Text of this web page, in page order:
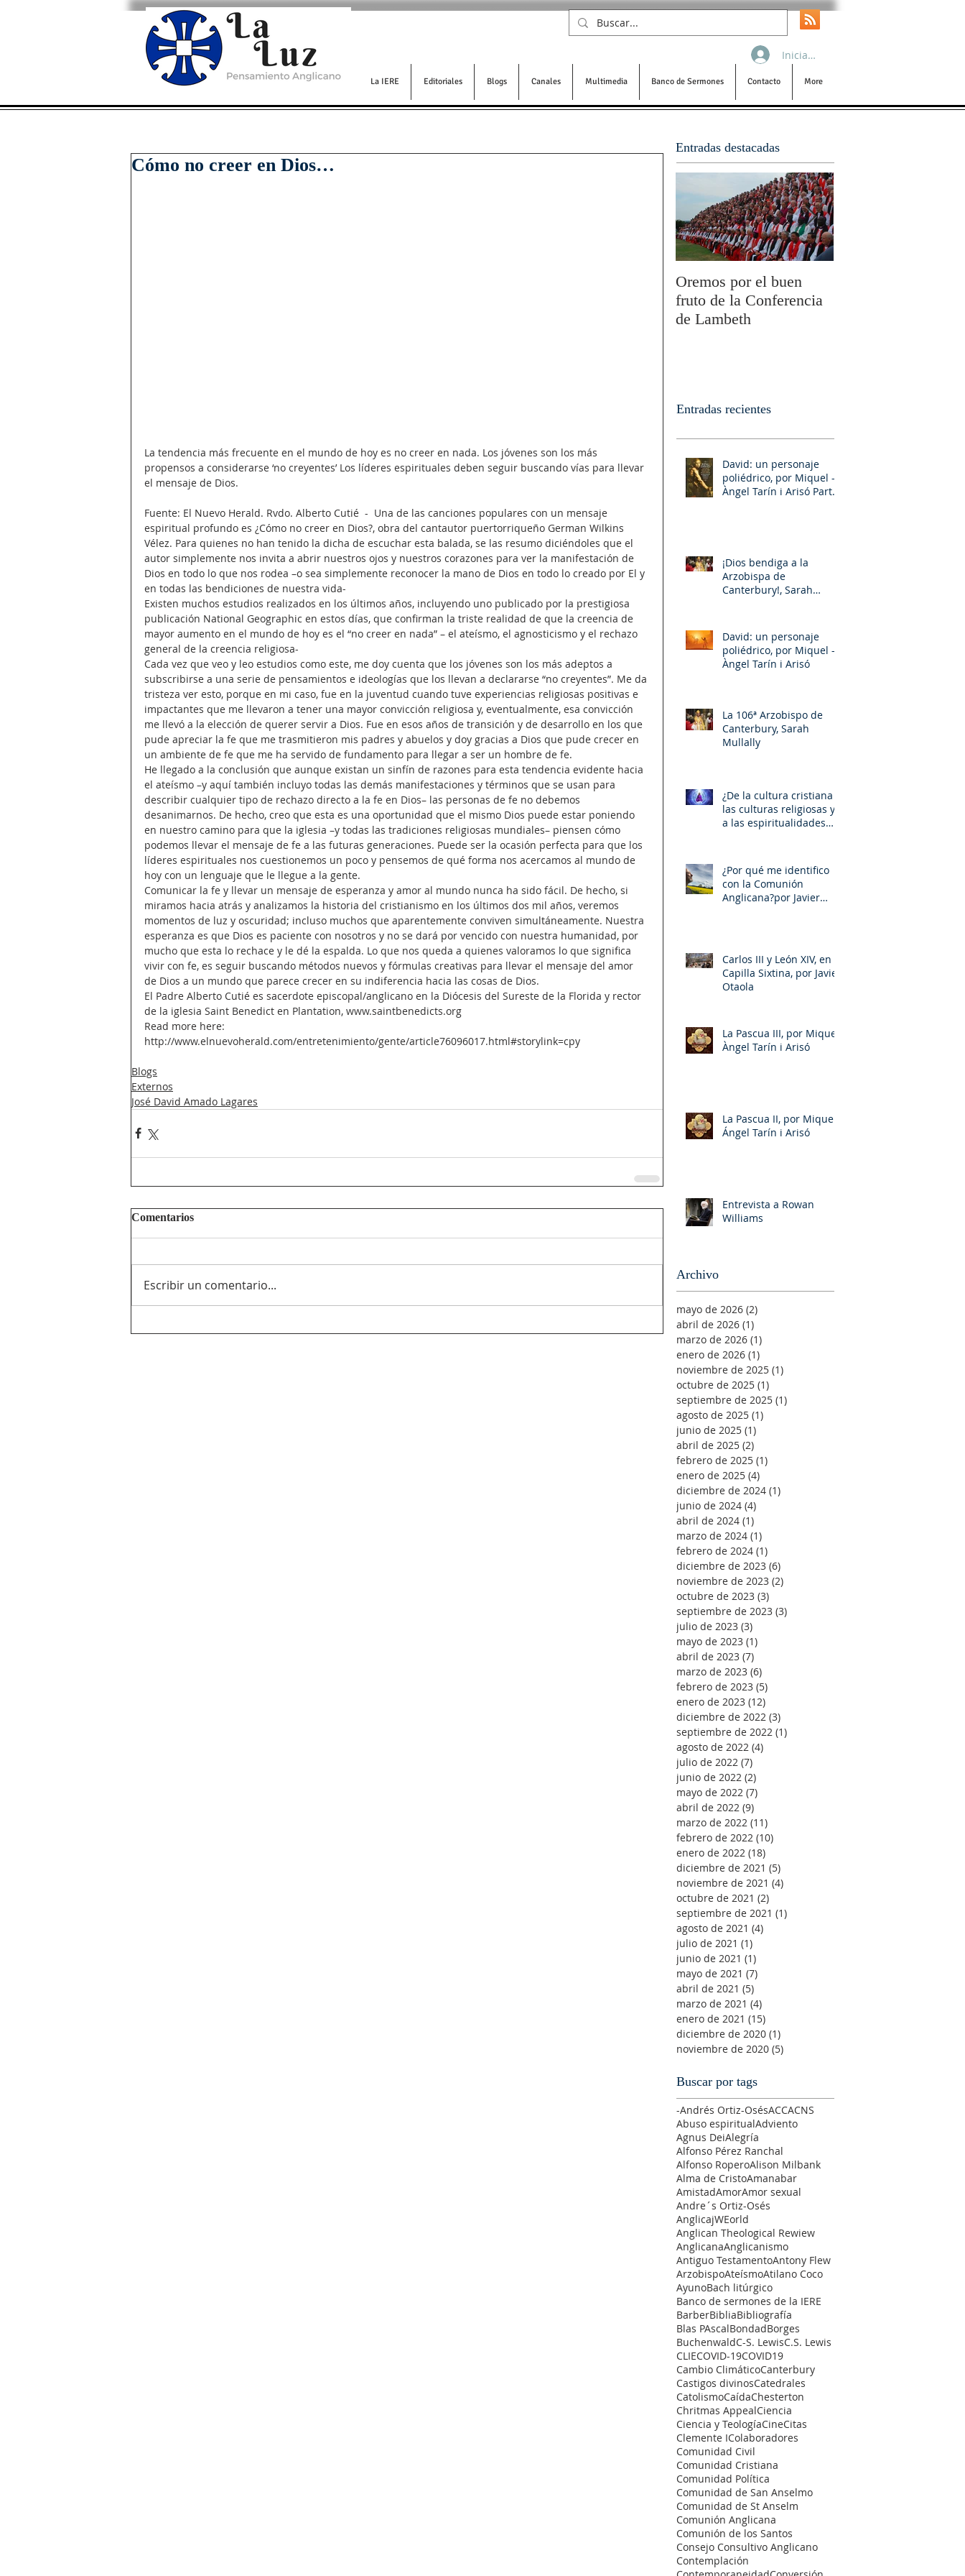
La IERE Editoriales Blogs Canales Multimedia Banco de Sermones Contacto More
Iniciar sesión
Cómo no creer en Dios…
La tendencia más frecuente en el mundo de hoy es no creer en nada. Los jóvenes son los más
propensos a considerarse ‘no creyentes’ Los líderes espirituales deben seguir buscando vías para llevar
el mensaje de Dios.
Fuente: El Nuevo Herald. Rvdo. Alberto Cutié  -  Una de las canciones populares con un mensaje
espiritual profundo es ¿Cómo no creer en Dios?, obra del cantautor puertorriqueño German Wilkins
Vélez. Para quienes no han tenido la dicha de escuchar esta balada, se las resumo diciéndoles que el
autor simplemente nos invita a abrir nuestros ojos y nuestros corazones para ver la manifestación de
Dios en todo lo que nos rodea –o sea simplemente reconocer la mano de Dios en todo lo creado por El y
en todas las bendiciones de nuestra vida-
Existen muchos estudios realizados en los últimos años, incluyendo uno publicado por la prestigiosa
publicación National Geographic en estos días, que confirman la triste realidad de que la creencia de
mayor aumento en el mundo de hoy es el “no creer en nada” – el ateísmo, el agnosticismo y el rechazo
general de la creencia religiosa-
Cada vez que veo y leo estudios como este, me doy cuenta que los jóvenes son los más adeptos a
subscribirse a una serie de pensamientos e ideologías que los llevan a declararse “no creyentes”. Me da
tristeza ver esto, porque en mi caso, fue en la juventud cuando tuve experiencias religiosas positivas e
impactantes que me llevaron a tener una mayor convicción religiosa y, eventualmente, esa convicción
me llevó a la elección de querer servir a Dios. Fue en esos años de transición y de desarrollo en los que
pude apreciar la fe que me trasmitieron mis padres y abuelos y doy gracias a Dios que pude crecer en
un ambiente de fe que me ha servido de fundamento para llegar a ser un hombre de fe.
He llegado a la conclusión que aunque existan un sinfín de razones para esta tendencia evidente hacia
el ateísmo –y aquí también incluyo todas las demás manifestaciones y términos que se usan para
describir cualquier tipo de rechazo directo a la fe en Dios– las personas de fe no debemos
desanimarnos. De hecho, creo que esta es una oportunidad que el mismo Dios puede estar poniendo
en nuestro camino para que la iglesia –y todas las tradiciones religiosas mundiales– piensen cómo
podemos llevar el mensaje de fe a las futuras generaciones. Puede ser la ocasión perfecta para que los
líderes espirituales nos cuestionemos un poco y pensemos de qué forma nos acercamos al mundo de
hoy con un lenguaje que le llegue a la gente.
Comunicar la fe y llevar un mensaje de esperanza y amor al mundo nunca ha sido fácil. De hecho, si
miramos hacia atrás y analizamos la historia del cristianismo en los últimos dos mil años, veremos
momentos de luz y oscuridad; incluso muchos que aparentemente conviven simultáneamente. Nuestra
esperanza es que Dios es paciente con nosotros y no se dará por vencido con nuestra humanidad, por
mucho que esta lo rechace y le dé la espalda. Lo que nos queda a quienes valoramos lo que significa
vivir con fe, es seguir buscando métodos nuevos y fórmulas creativas para llevar el mensaje del amor
de Dios a un mundo que parece crecer en su indiferencia hacia las cosas de Dios.
El Padre Alberto Cutié es sacerdote episcopal/anglicano en la Diócesis del Sureste de la Florida y rector
de la iglesia Saint Benedict en Plantation, www.saintbenedicts.org
Read more here:
http://www.elnuevoherald.com/entretenimiento/gente/article76096017.html#storylink=cpy
Blogs
Externos
José David Amado Lagares
Comentarios
Escribir un comentario...
Entradas destacadas
Oremos por el buen
fruto de la Conferencia
de Lambeth
Entradas recientes
David: un personaje
poliédrico, por Miquel –
Àngel Tarín i Arisó Parte
¡Dios bendiga a la
Arzobispa de
Canterbury!, Sarah
David: un personaje
poliédrico, por Miquel –
Àngel Tarín i Arisó
La 106ª Arzobispo de
Canterbury, Sarah
Mullally
¿De la cultura cristiana a
las culturas religiosas y
a las espiritualidades
¿Por qué me identifico
con la Comunión
Anglicana?por Javier
Carlos III y León XIV, en la
Capilla Sixtina, por Javier
Otaola
La Pascua III, por Miquel-
Àngel Tarín i Arisó
La Pascua II, por Miquel-
Ángel Tarín i Arisó
Entrevista a Rowan
Williams
Archivo
mayo de 2026 (2)
abril de 2026 (1)
marzo de 2026 (1)
enero de 2026 (1)
noviembre de 2025 (1)
octubre de 2025 (1)
septiembre de 2025 (1)
agosto de 2025 (1)
junio de 2025 (1)
abril de 2025 (2)
febrero de 2025 (1)
enero de 2025 (4)
diciembre de 2024 (1)
junio de 2024 (4)
abril de 2024 (1)
marzo de 2024 (1)
febrero de 2024 (1)
diciembre de 2023 (6)
noviembre de 2023 (2)
octubre de 2023 (3)
septiembre de 2023 (3)
julio de 2023 (3)
mayo de 2023 (1)
abril de 2023 (7)
marzo de 2023 (6)
febrero de 2023 (5)
enero de 2023 (12)
diciembre de 2022 (3)
septiembre de 2022 (1)
agosto de 2022 (4)
julio de 2022 (7)
junio de 2022 (2)
mayo de 2022 (7)
abril de 2022 (9)
marzo de 2022 (11)
febrero de 2022 (10)
enero de 2022 (18)
diciembre de 2021 (5)
noviembre de 2021 (4)
octubre de 2021 (2)
septiembre de 2021 (1)
agosto de 2021 (4)
julio de 2021 (1)
junio de 2021 (1)
mayo de 2021 (7)
abril de 2021 (5)
marzo de 2021 (4)
enero de 2021 (15)
diciembre de 2020 (1)
noviembre de 2020 (5)
Buscar por tags
-Andrés Ortiz-OsésACCACNS
Abuso espiritualAdviento
Agnus DeiAlegría
Alfonso Pérez Ranchal
Alfonso RoperoAlison Milbank
Alma de CristoAmanabar
AmistadAmorAmor sexual
Andre´s Ortiz-Osés
AnglicajWEorld
Anglican Theological Rewiew
AnglicanaAnglicanismo
Antiguo TestamentoAntony Flew
ArzobispoAteísmoAtilano Coco
AyunoBach litúrgico
Banco de sermones de la IERE
BarberBibliaBibliografía
Blas PAscalBondadBorges
BuchenwaldC-S. LewisC.S. Lewis
CLIECOVID-19COVID19
Cambio ClimáticoCanterbury
Castigos divinosCatedrales
CatolismoCaídaChesterton
Chritmas AppealCiencia
Ciencia y TeologíaCineCitas
Clemente IColaboradores
Comunidad Civil
Comunidad Cristiana
Comunidad Política
Comunidad de San Anselmo
Comunidad de St Anselm
Comunión Anglicana
Comunión de los Santos
Consejo Consultivo Anglicano
Contemplación